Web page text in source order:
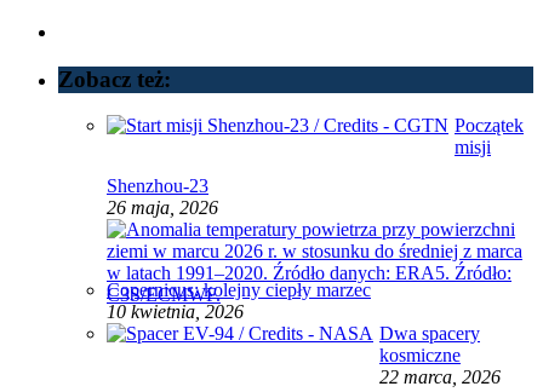
Zobacz też:
Początek
misji
Shenzhou-23
26 maja, 2026
Copernicus: kolejny ciepły marzec
10 kwietnia, 2026
Dwa spacery
kosmiczne
22 marca, 2026